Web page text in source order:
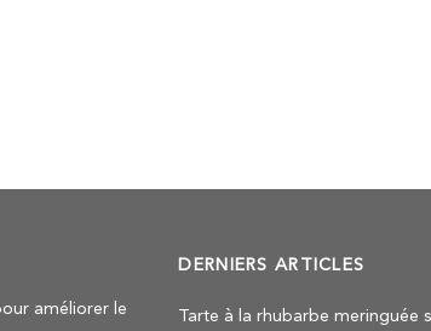
améliorer le
DERNIERS ARTICLES
Tarte à la rhubarbe meringuée